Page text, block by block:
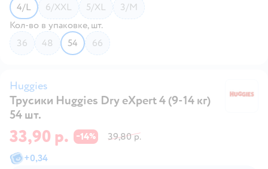
4/L
6/XXL 5/XL
3/M
Кол-во в упаковке, шт.
36
48 54 66
Huggies
Трусики Huggies Dry eXpert 4 (9-14 кг)
54 шт.
33,90 р. −14%
39,80 р.
+0,34